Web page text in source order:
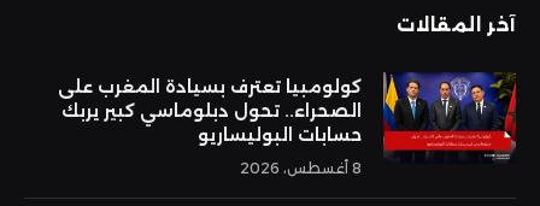
آخر المقالات
كولومبيا تعترف بسيادة المغرب على
الصحراء.. تحول دبلوماسي كبير يربك
حسابات البوليساريو
8 أغسطس، 2026